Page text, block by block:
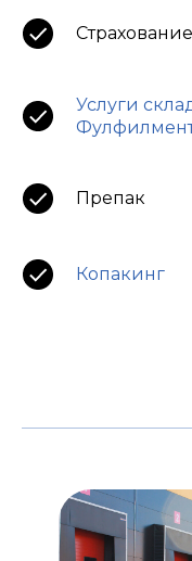
Услуги
Препак
Копакинг